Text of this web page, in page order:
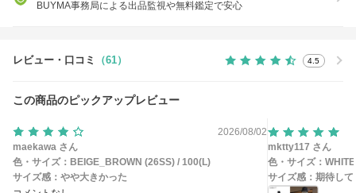
BUYMA事務局による出品監視や無料鑑定で安心
レビュー・口コミ （61） 4.5
この商品のピックアップレビュー
2026/08/02
maekawa さん
色・サイズ： BEIGE_BROWN (26SS) / 100(L)
サイズ感： やや大きかった
mktty117 さん
色・サイズ：
サイズ感： 期待して